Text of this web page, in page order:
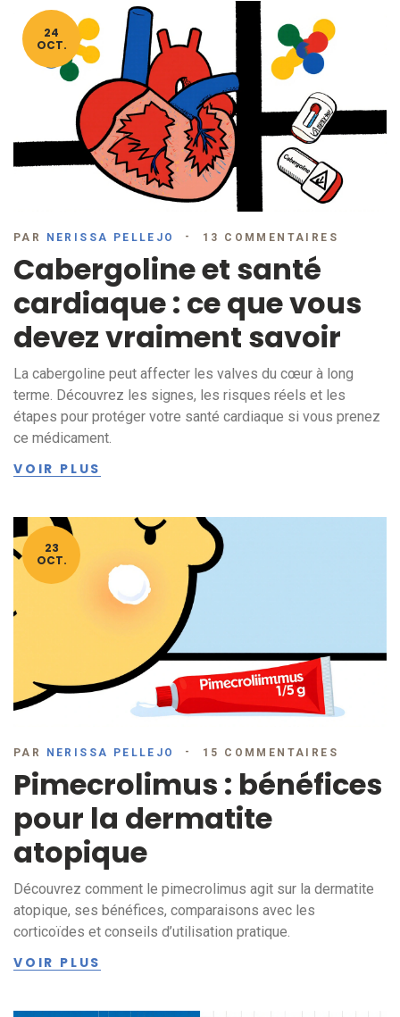
24
OCT.
PAR NERISSA PELLEJO 13 COMMENTAIRES
Cabergoline et santé
cardiaque : ce que vous
devez vraiment savoir
La cabergoline peut affecter les valves du cœur à long
terme. Découvrez les signes, les risques réels et les
étapes pour protéger votre santé cardiaque si vous prenez
ce médicament.
VOIR PLUS
23
OCT.
PAR NERISSA PELLEJO 15 COMMENTAIRES
Pimecrolimus : bénéfices
pour la dermatite
atopique
Découvrez comment le pimecrolimus agit sur la dermatite
atopique, ses bénéfices, comparaisons avec les
corticoïdes et conseils d’utilisation pratique.
VOIR PLUS